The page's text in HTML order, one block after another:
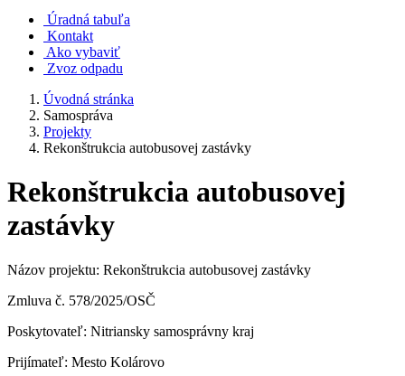
Úradná tabuľa
Kontakt
Ako vybaviť
Zvoz odpadu
Úvodná stránka
Samospráva
Projekty
Rekonštrukcia autobusovej zastávky
Rekonštrukcia autobusovej
zastávky
Názov projektu: Rekonštrukcia autobusovej zastávky
Zmluva č. 578/2025/OSČ
Poskytovateľ: Nitriansky samosprávny kraj
Prijímateľ: Mesto Kolárovo